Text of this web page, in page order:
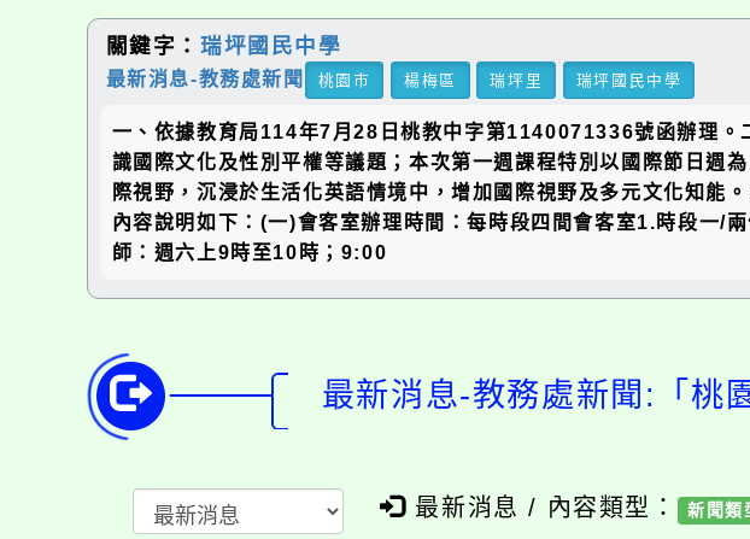
關鍵字： 瑞坪國民中學
最新消息-教務處新聞 桃園市 楊梅區 瑞坪里 瑞坪國民中學
一、依據教育局114年7月28日桃教中字第1140071336號函辦理
識國際文化及性別平權等議題；本次第一週課程特別以國際節日週
際視野，沉浸於生活化英語情境中，增加國際視野及多元文化知
內容說明如下：(一)會客室辦理時間：每時段四間會客室1.時段一
師：週六上9時至10時；9:00
最新消息-教務處新聞:「桃
最新消息 / 內容類型： 新聞類